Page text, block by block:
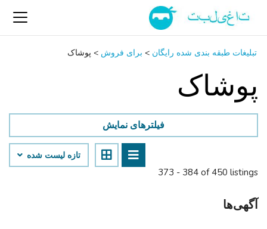
تبلیغات طبقه بندی شده رایگان > برای فروش > پوشاک
پوشاک
373 - 384 of 450 listings
فیلترهای نمایش
تازه لیست شده
آگهی‌ها